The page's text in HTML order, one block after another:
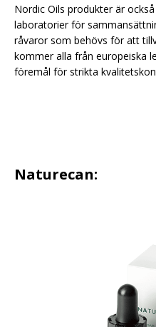
Nordic Oils produkter är
laboratorier för
råvaror som behövs för att
kommer alla från europeiska
föremål för strikta
Naturecan: